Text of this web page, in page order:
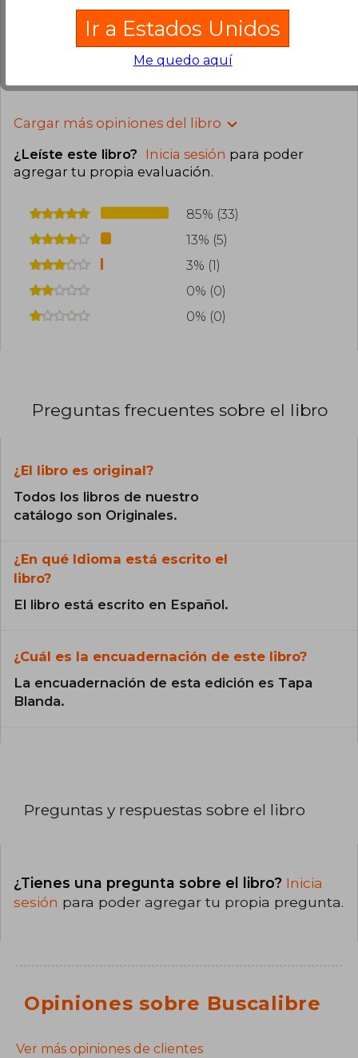
Llegó muy bien embalado, con separadores de
regalo, me encantó
Esta opinión es útil 0
Cargar más opiniones del libro
¿Leíste este libro? Inicia sesión para poder
agregar tu propia evaluación.
85% (33)
13% (5)
3% (1)
0% (0)
0% (0)
Preguntas frecuentes sobre el libro
¿El libro es original?
Todos los libros de nuestro
catálogo son Originales.
¿En qué Idioma está escrito el
libro?
El libro está escrito en Español.
¿Cuál es la encuadernación de este libro?
La encuadernación de esta edición es Tapa
Blanda.
Preguntas y respuestas sobre el libro
¿Tienes una pregunta sobre el libro? Inicia
sesión para poder agregar tu propia pregunta.
Opiniones sobre Buscalibre
Ver más opiniones de clientes
Ir a Estados Unidos
Me quedo aquí